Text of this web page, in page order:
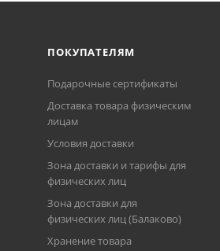
ПОКУПАТЕЛЯМ
Подарочные сертификаты
Доставка товара физическим
лицам
Условия доставки
Зона доставки и тарифы для
физических лиц
Зона доставки для
физических лиц (Балаково)
Хранение товара